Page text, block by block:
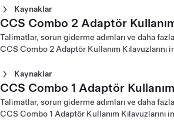
Mobil Konnektör
Kablolu 1. Nesil Mobil Konnektör
Avrupa (Català)
Avrupa (Čeština)
Kablolu 1. Nesil Mobil Konnektör
Kablolu 1. Nesil Mobil Konnektör
Avrupa (Deutsch)
CHAdeMO Adaptör Kullanım Kılavuzu
CHAdeMO Adaptör Kullanım Kılavuzu
CHAdeMO Adaptör Kullanım Kılavuzu
文)
CHAdeMO Adaptör Kullanım Kılavuzu
Kaynaklar
CCS2 - NACS Adaptörü Kullanım
Amerika (English)
CCS2 - NACS Adaptörü Kullanım
中文)
CCS Combo 2 Adaptör
Talimatlar, sorun giderme adımları ve daha
CCS Combo 2 Adaptör Kullanım Kılavuzlarını
Kaynaklar
CCS Combo 2 Adaptör Kullanım
CCS Combo 2 Adaptör Kullanım
CCS Combo 2 Adaptör Kullanım
CCS Combo 2 Adaptör Kullanım
CCS Combo 1 Adaptör
Talimatlar, sorun giderme adımları ve daha
CCS Combo 1 Adaptör Kullanım Kılavuzlarını